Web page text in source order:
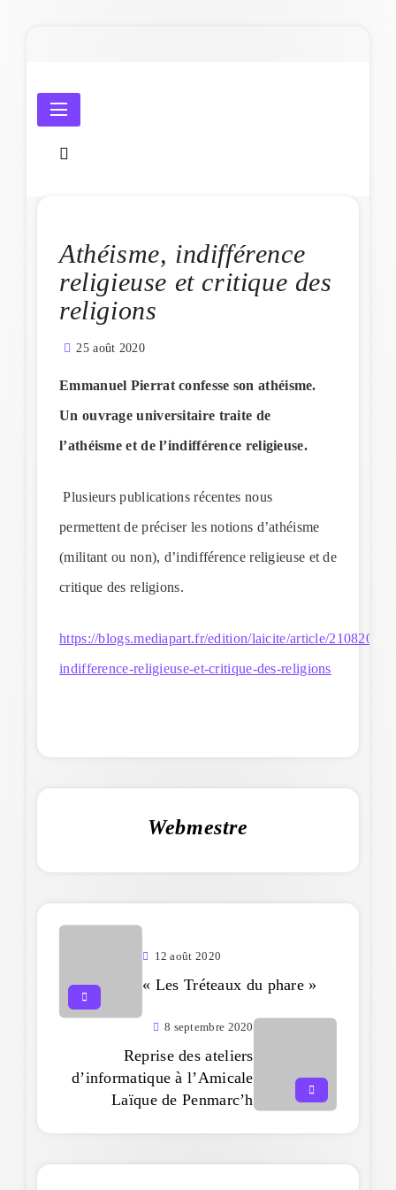
Amicale Laïque de Penmarc'h
Athéisme, indifférence
religieuse et critique des
religions
25 août 2020
Emmanuel Pierrat confesse son athéisme.
Un ouvrage universitaire traite de
l’athéisme et de l’indifférence religieuse.
Plusieurs publications récentes nous
permettent de préciser les notions d’athéisme
(militant ou non), d’indifférence religieuse et de
critique des religions.
https://blogs.mediapart.fr/edition/laicite/article/210820/
indifference-religieuse-et-critique-des-religions
Webmestre
12 août 2020
« Les Tréteaux du phare »
8 septembre 2020
Reprise des ateliers
d’informatique à l’Amicale
Laïque de Penmarc’h